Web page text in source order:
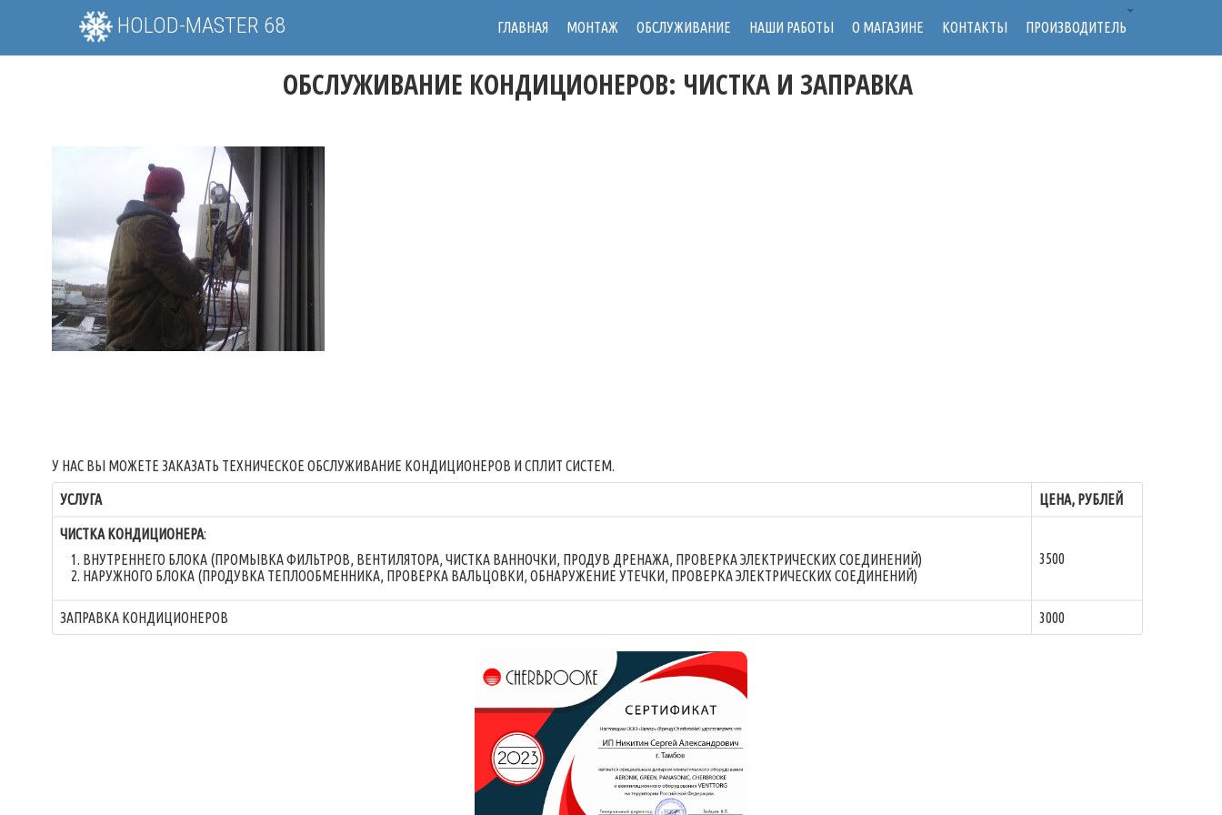
HOLOD-MASTER 68 ГЛАВНАЯ МОНТАЖ ОБСЛУЖИВАНИЕ НАШИ РАБОТЫ О МАГАЗИНЕ КОНТАКТЫ ПРОИЗВОДИТЕЛЬ
ОБСЛУЖИВАНИЕ КОНДИЦИОНЕРОВ: ЧИСТКА И ЗАПРАВКА
У НАС ВЫ МОЖЕТЕ ЗАКАЗАТЬ ТЕХНИЧЕСКОЕ ОБСЛУЖИВАНИЕ КОНДИЦИОНЕРОВ И СПЛИТ СИСТЕМ.
УСЛУГА ЦЕНА, РУБЛЕЙ
ЧИСТКА КОНДИЦИОНЕРА:
ВНУТРЕННЕГО БЛОКА (ПРОМЫВКА ФИЛЬТРОВ, ВЕНТИЛЯТОРА, ЧИСТКА ВАННОЧКИ, ПРОДУВ ДРЕНАЖА, ПРОВЕРКА ЭЛЕКТРИЧЕСКИХ СОЕДИНЕНИЙ)
НАРУЖНОГО БЛОКА (ПРОДУВКА ТЕПЛООБМЕННИКА, ПРОВЕРКА ВАЛЬЦОВКИ, ОБНАРУЖЕНИЕ УТЕЧКИ, ПРОВЕРКА ЭЛЕКТРИЧЕСКИХ СОЕДИНЕНИЙ)
3500
ЗАПРАВКА КОНДИЦИОНЕРОВ 3000